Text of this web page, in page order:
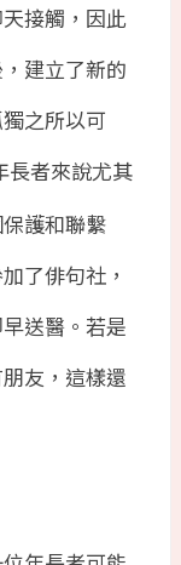
接觸，因此
建立了新的
之所以可
長者來說尤其
護和聯繫
了俳句社，
送醫。若是
友，這樣還